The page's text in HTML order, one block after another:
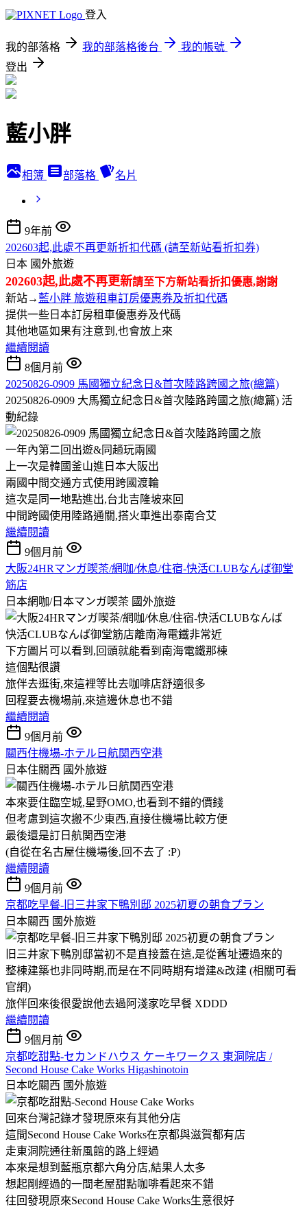
登入
我的部落格 我的部落格後台
我的帳號
登出
藍小胖
相簿 部落格 名片
9年前
202603起,此處不再更新折扣代碼 (請至新站看折扣券)
日本 國外旅遊
202603起,此處不再更新請至下方新站看折扣優惠,謝謝
新站→ 藍小胖 旅遊租車訂房優惠券及折扣代碼
提供一些日本訂房租車優惠券及代碼
其他地區如果有注意到,也會放上來
繼續閱讀
8個月前
20250826-0909 馬國獨立紀念日&首次陸路跨國之旅(總篇)
20250826-0909 大馬獨立紀念日&首次陸路跨國之旅(總篇) 活
動紀錄
一年內第二回出遊&同趟玩兩國
上一次是韓國釜山進日本大阪出
兩國中間交通方式使用跨國渡輪
這次是同一地點進出,台北吉隆坡來回
中間跨國使用陸路通關,搭火車進出泰南合艾
繼續閱讀
9個月前
大阪24HRマンガ喫茶/網咖/休息/住宿-快活CLUBなんば御堂
筋店
日本網咖/日本マンガ喫茶 國外旅遊
快活CLUBなんば御堂筋店離南海電鐵非常近
下方圖片可以看到,回頭就能看到南海電鐵那棟
這個點很讚
旅伴去逛街,來這裡等比去咖啡店舒適很多
回程要去機場前,來這邊休息也不錯
繼續閱讀
9個月前
關西住機場-ホテル日航関西空港
日本住關西 國外旅遊
本來要住臨空城,星野OMO,也看到不錯的價錢
但考慮到這次搬不少東西,直接住機場比較方便
最後還是訂日航関西空港
(自從在名古屋住機場後,回不去了 :P)
繼續閱讀
9個月前
京都吃早餐-旧三井家下鴨別邸 2025初夏の朝食プラン
日本關西 國外旅遊
旧三井家下鴨別邸當初不是直接蓋在這,是從舊址遷過來的
整棟建築也非同時期,而是在不同時期有增建&改建 (相關可看
官網)
旅伴回來後很愛說他去過阿淺家吃早餐 XDDD
繼續閱讀
9個月前
京都吃甜點-セカンドハウス ケーキワークス 東洞院店 /
Second House Cake Works Higashinotoin
日本吃關西 國外旅遊
回來台灣記錄才發現原來有其他分店
這間Second House Cake Works在京都與滋賀都有店
走東洞院通往新風館的路上經過
本來是想到藍瓶京都六角分店,結果人太多
想起剛經過的一間老屋甜點咖啡看起來不錯
往回發現原來Second House Cake Works生意很好